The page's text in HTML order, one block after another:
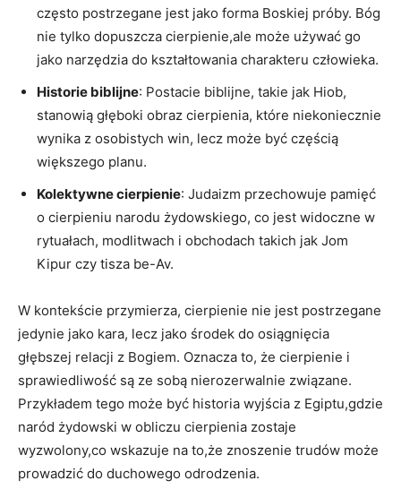
często postrzegane jest jako forma‌ Boskiej ⁢próby. Bóg
nie ⁣tylko dopuszcza‍ cierpienie,ale⁢ może używać go‌
jako narzędzia ​do⁤ kształtowania charakteru‍ człowieka.
Historie biblijne: Postacie biblijne, takie jak⁣ Hiob,
stanowią głęboki obraz cierpienia, które niekoniecznie
wynika z osobistych ⁢win, lecz‌ może być częścią
większego planu.
Kolektywne cierpienie: Judaizm przechowuje pamięć
o cierpieniu narodu ⁤żydowskiego,⁢ co jest widoczne w
rytuałach, modlitwach i obchodach takich ‍jak‍ Jom
⁢Kipur czy tisza ⁤be-Av.
W ⁤kontekście przymierza, cierpienie nie jest postrzegane
jedynie jako⁣ kara, ⁣lecz jako środek ⁤do osiągnięcia
głębszej relacji⁢ z Bogiem. Oznacza to, że‍ cierpienie i
sprawiedliwość są ze ‌sobą nierozerwalnie związane.
Przykładem tego może ⁣być historia wyjścia z Egiptu,gdzie
⁣naród⁤ żydowski ⁢w obliczu ⁣cierpienia zostaje
wyzwolony,co wskazuje na to,że znoszenie trudów może
prowadzić do ‍duchowego odrodzenia.